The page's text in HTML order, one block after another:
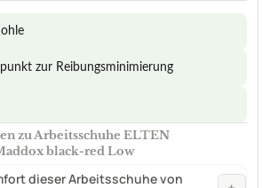
zur Reibungsminimierung
zu Arbeitsschuhe ELTEN
black-red Low
dieser Arbeitsschuhe von